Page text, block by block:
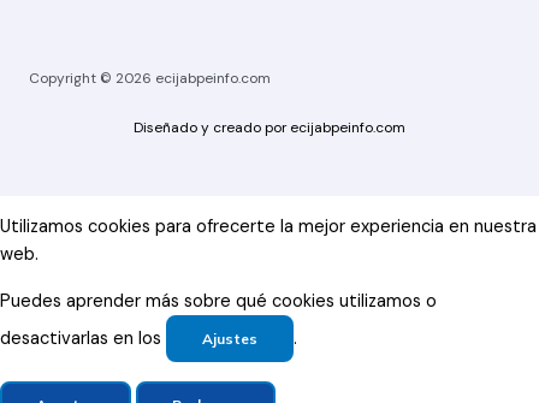
Copyright © 2026 ecijabpeinfo.com
Diseñado y creado por ecijabpeinfo.com
Utilizamos cookies para ofrecerte la mejor experiencia en nuestra
web.
Puedes aprender más sobre qué cookies utilizamos o
desactivarlas en los
Ajustes .